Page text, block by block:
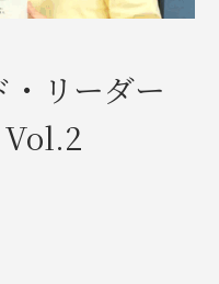
リーダー
Vol.2